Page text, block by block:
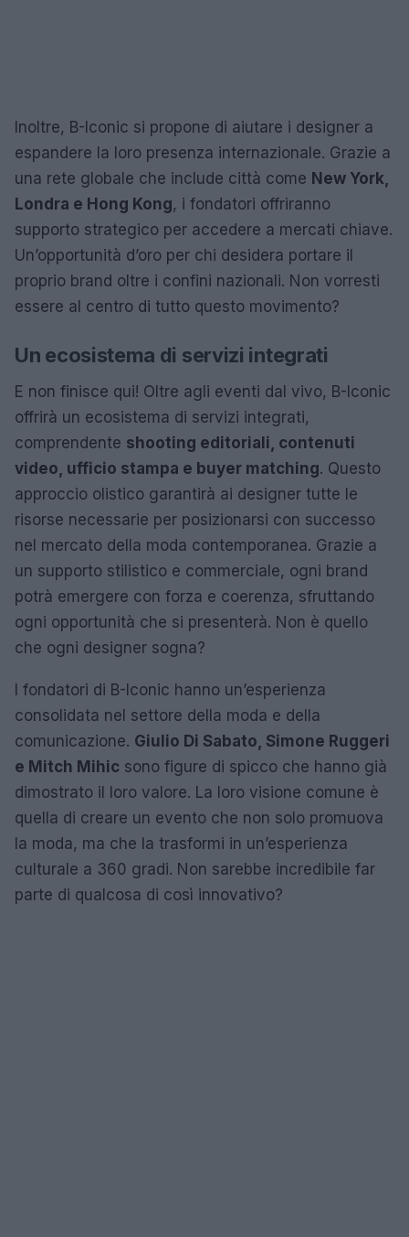
Inoltre, B-Iconic si propone di aiutare i designer a
espandere la loro presenza internazionale. Grazie a
una rete globale che include città come New York,
Londra e Hong Kong, i fondatori offriranno
supporto strategico per accedere a mercati chiave.
Un’opportunità d’oro per chi desidera portare il
proprio brand oltre i confini nazionali. Non vorresti
essere al centro di tutto questo movimento?
Un ecosistema di servizi integrati
E non finisce qui! Oltre agli eventi dal vivo, B-Iconic
offrirà un ecosistema di servizi integrati,
comprendente shooting editoriali, contenuti
video, ufficio stampa e buyer matching. Questo
approccio olistico garantirà ai designer tutte le
risorse necessarie per posizionarsi con successo
nel mercato della moda contemporanea. Grazie a
un supporto stilistico e commerciale, ogni brand
potrà emergere con forza e coerenza, sfruttando
ogni opportunità che si presenterà. Non è quello
che ogni designer sogna?
I fondatori di B-Iconic hanno un’esperienza
consolidata nel settore della moda e della
comunicazione. Giulio Di Sabato, Simone Ruggeri
e Mitch Mihic sono figure di spicco che hanno già
dimostrato il loro valore. La loro visione comune è
quella di creare un evento che non solo promuova
la moda, ma che la trasformi in un’esperienza
culturale a 360 gradi. Non sarebbe incredibile far
parte di qualcosa di così innovativo?